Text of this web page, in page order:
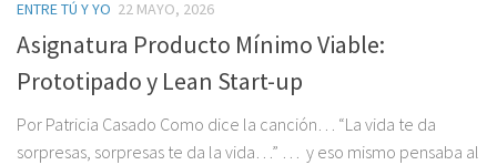
ENTRE TÚ Y YO 22 MAYO, 2026
Asignatura Producto Mínimo Viable:
Prototipado y Lean Start-up
Por Patricia Casado Como dice la canción… “La vida te da
sorpresas, sorpresas te da la vida…” … y eso mismo pensaba al